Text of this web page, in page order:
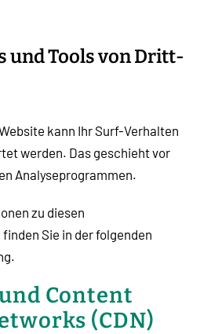
und Tools von Dritt­
kann Ihr Surf-Verhalten
werden. Das geschieht vor
Analyseprogrammen.
zu diesen
Sie in der folgenden
Content
(CDN)